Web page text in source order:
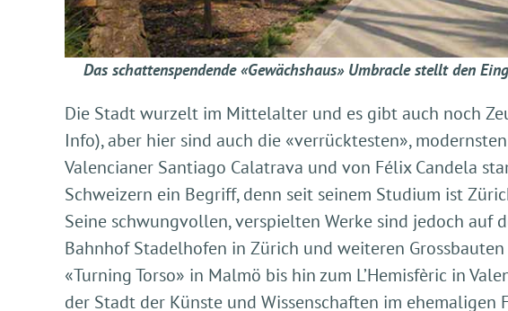
Das schattenspendende «Gewächshaus» Umbracle stellt den
Die Stadt wurzelt im Mittelalter und es gibt auch noch
Info), aber hier sind auch die «verrücktesten»,
Valencianer Santiago Calatrava und von Félix Candela
Schweizern ein Begriff, denn seit seinem Studium ist
Seine schwungvollen, verspielten Werke sind jedoch auf
Bahnhof Stadelhofen in Zürich und weiteren
«Turning Torso» in Malmö bis hin zum L’Hemisfèric in
der Stadt der Künste und Wissenschaften im ehemaligen